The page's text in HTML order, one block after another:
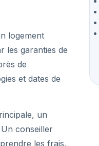
logement
les garanties de
de
et dates de
un
conseiller
les frais,